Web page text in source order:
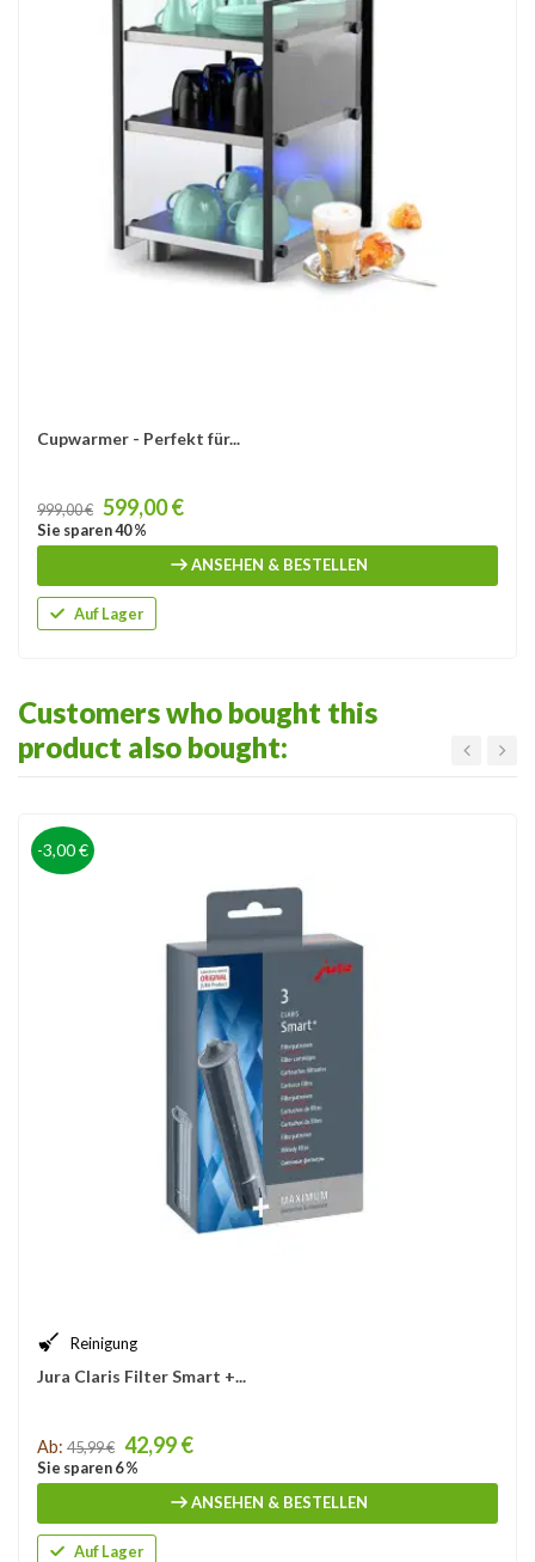
Cupwarmer - Perfekt für...
Price
999,00 € 599,00 €
Sie sparen 40 %
ANSEHEN & BESTELLEN
Auf Lager
Customers who bought this
product also bought:
-3,00 €
Reinigung
Jura Claris Filter Smart +...
Price
Ab: 45,99 € 42,99 €
Sie sparen 6 %
ANSEHEN & BESTELLEN
Auf Lager